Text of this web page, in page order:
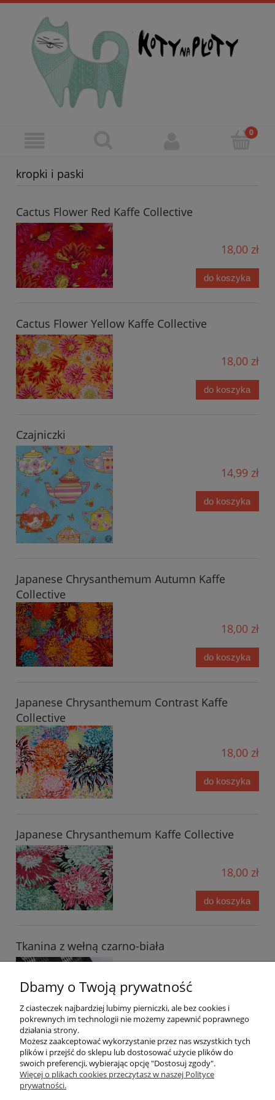
kropki i paski
Cactus Flower Red Kaffe Collective
18,00 zł
do koszyka
Cactus Flower Yellow Kaffe Collective
18,00 zł
do koszyka
Czajniczki
14,99 zł
do koszyka
Japanese Chrysanthemum Autumn Kaffe
Collective
18,00 zł
do koszyka
Japanese Chrysanthemum Contrast Kaffe
Collective
18,00 zł
do koszyka
Japanese Chrysanthemum Kaffe Collective
18,00 zł
do koszyka
Tkanina z wełną czarno-biała
do koszyka
« 1 2 »
Dbamy o Twoją prywatność
Z ciasteczek najbardziej lubimy pierniczki, ale bez cookies i
pokrewnych im technologii nie możemy zapewnić poprawnego
działania strony.
Możesz zaakceptować wykorzystanie przez nas wszystkich tych
plików i przejść do sklepu lub dostosować użycie plików do
swoich preferencji, wybierając opcję "Dostosuj zgody".
Więcej o plikach cookies przeczytasz w naszej Polityce
prywatności.